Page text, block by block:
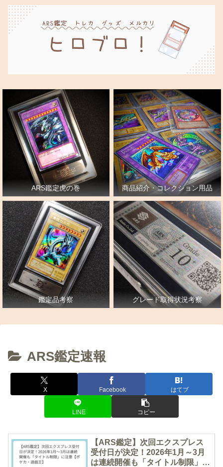
ARS鑑定虎の巻 商品紹介・コレクション用品
鑑定品考察 グレード取得状況考察
ARS鑑定速報
X Facebook はてブ
LINE コピー
【ARS鑑定】次回エクスプレス
受付日が決定！2026年1月～3月
は連続開催も「タイトル制限」に